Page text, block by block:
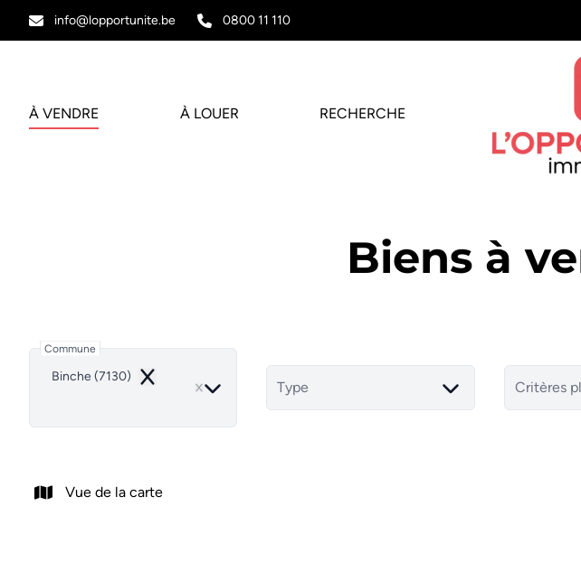
info@lopportunite.be 0800 11 110
À VENDRE À LOUER RECHERCHE
Biens à
Commune
Binche (7130)
Remove Type Critères
Vue de la carte